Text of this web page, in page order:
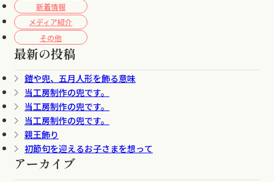
新着情報
メディア紹介
その他
最新の投稿
鎧や兜、五月人形を飾る意味
当工房制作の兜です。
当工房制作の兜です。
当工房制作の兜です。
親王飾り
初節句を迎えるお子さまを想って
アーカイブ